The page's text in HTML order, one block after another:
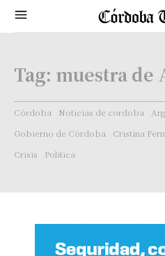
Tag: muestra de
Córdoba Noticias de cordoba
Gobierno de Córdoba
Cristina
Crisis
Politica